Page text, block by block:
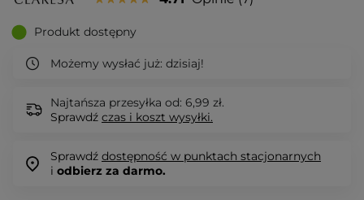
Produkt dostępny
Możemy wysłać już: dzisiaj!
Najtańsza przesyłka od: 6,99 zł.
Sprawdź czas i koszt wysyłki.
Sprawdź dostępność w punktach stacjonarnych
i odbierz za darmo.